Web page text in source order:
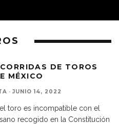
DE TOROS
MÉXICO
· JUNIO 14, 2022
toro es incompatible con el
recogido en la Constitución